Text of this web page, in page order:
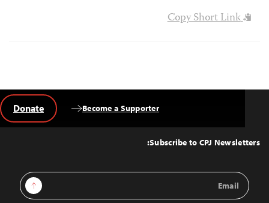
Copy Short Link
Top
Subscribe to CPJ Newsletters:
Email
Address
Sign Up
Become a Supporter
Donate